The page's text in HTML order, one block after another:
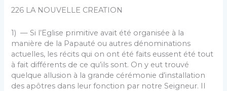
226 LA NOUVELLE CREATION
1) — Si l’Eglise primitive avait été organisée à la
manière de la Papauté ou autres dénominations
actuelles, les récits qui on ont été faits eussent été tout
à fait différents de ce qu’ils sont. On y eut trouvé
quelque allu­sion à la grande cérémonie d’installation
des apôtres dans leur fonction par notre Seigneur. Il